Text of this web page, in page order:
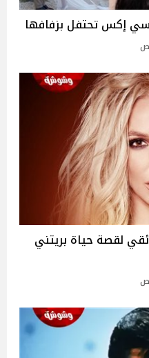
سي إكس تحتفل بزفافها
لقصة حياة بريتني